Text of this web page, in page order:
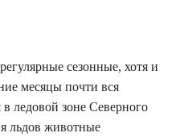
сезонные, хотя и
месяцы почти вся
в ледовой зоне Северного
льдов животные